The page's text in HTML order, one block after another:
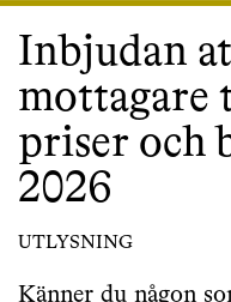
Inbjudan
mottagare
priser och
2026
UTLYSNING
Känner du någon